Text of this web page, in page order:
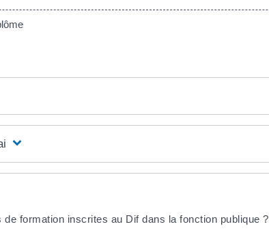
de formation inscrites au Dif dans la fonction publique ?